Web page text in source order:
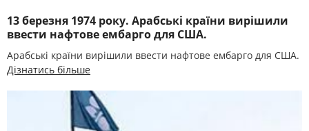
13 березня 1974 року. Арабські країни вирішили
ввести нафтове ембарго для США.
Арабські країни вирішили ввести нафтове ембарго для США.
Дізнатись більше